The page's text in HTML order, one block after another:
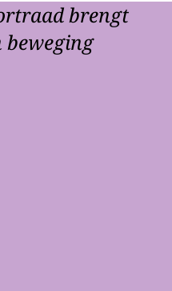
brengt
beweging